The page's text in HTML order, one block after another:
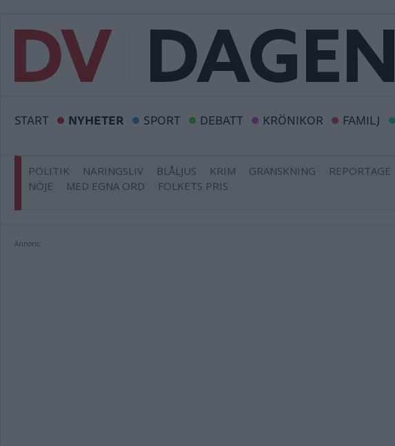
START NYHETER SPORT DEBATT KRÖNIKOR FAMILJ
POLITIK NÄRINGSLIV BLÅLJUS KRIM GRANSKNING REPORTAGE
NÖJE
MED EGNA ORD FOLKETS PRIS
Annons: